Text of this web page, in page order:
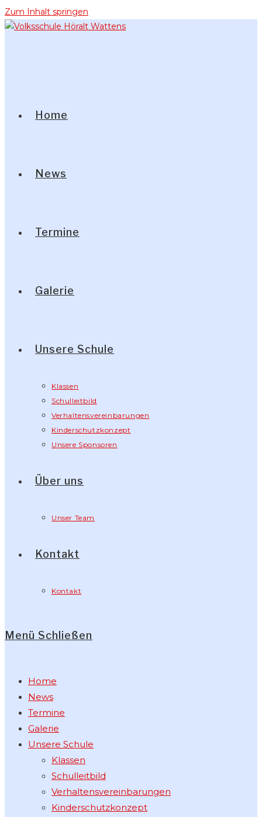
Zum Inhalt springen
Home
News
Termine
Galerie
Unsere Schule
Klassen
Schulleitbild
Verhaltensvereinbarungen
Kinderschutzkonzept
Unsere Sponsoren
Über uns
Unser Team
Kontakt
Kontakt
Menü Schließen
Home
News
Termine
Galerie
Unsere Schule
Klassen
Schulleitbild
Verhaltensvereinbarungen
Kinderschutzkonzept